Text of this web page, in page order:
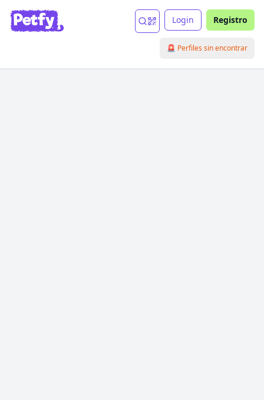
Login Registro
🚨 Perfiles sin encontrar